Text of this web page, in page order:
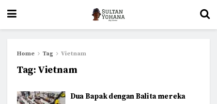
Home Tag Vietnam
Tag: Vietnam
Dua Bapak dengan Balita mereka